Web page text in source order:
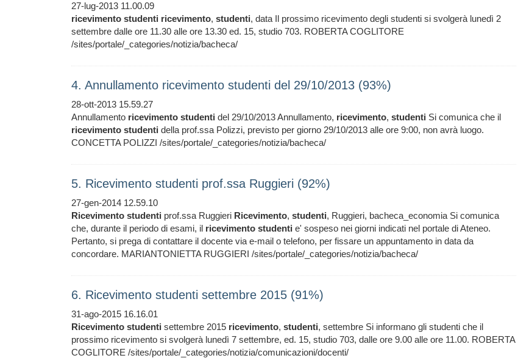
27-lug-2013 11.00.09
ricevimento studenti ricevimento, studenti, data Il prossimo ricevimento degli studenti si svolgerà lunedì 2
settembre dalle ore 11.30 alle ore 13.30 ed. 15, studio 703. ROBERTA COGLITORE
/sites/portale/_categories/notizia/bacheca/
4. Annullamento ricevimento studenti del 29/10/2013 (93%)
28-ott-2013 15.59.27
Annullamento ricevimento studenti del 29/10/2013 Annullamento, ricevimento, studenti Si comunica che il
ricevimento studenti della prof.ssa Polizzi, previsto per giorno 29/10/2013 alle ore 9:00, non avrà luogo.
CONCETTA POLIZZI /sites/portale/_categories/notizia/bacheca/
5. Ricevimento studenti prof.ssa Ruggieri (92%)
27-gen-2014 12.59.10
Ricevimento studenti prof.ssa Ruggieri Ricevimento, studenti, Ruggieri, bacheca_economia Si comunica
che, durante il periodo di esami, il ricevimento studenti e' sospeso nei giorni indicati nel portale di Ateneo.
Pertanto, si prega di contattare il docente via e-mail o telefono, per fissare un appuntamento in data da
concordare. MARIANTONIETTA RUGGIERI /sites/portale/_categories/notizia/bacheca/
6. Ricevimento studenti settembre 2015 (91%)
31-ago-2015 16.16.01
Ricevimento studenti settembre 2015 ricevimento, studenti, settembre Si informano gli studenti che il
prossimo ricevimento si svolgerà lunedì 7 settembre, ed. 15, studio 703, dalle ore 9.00 alle ore 11.00. ROBERTA
COGLITORE /sites/portale/_categories/notizia/comunicazioni/docenti/